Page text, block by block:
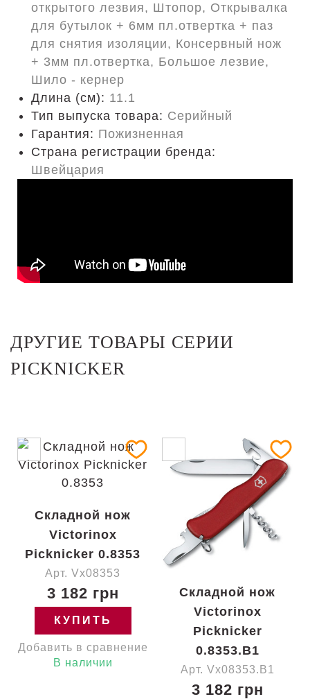
открытого лезвия, Штопор, Открывалка
для бутылок + 6мм пл.отвертка + паз
для снятия изоляции, Консервный нож
+ 3мм пл.отвертка, Большое лезвие,
Шило - кернер
Длина (cм): 11.1
Тип выпуска товара: Серийный
Гарантия: Пожизненная
Страна регистрации бренда:
Швейцария
ДРУГИЕ ТОВАРЫ СЕРИИ
PICKNICKER
Складной нож
Victorinox
Picknicker 0.8353
Арт. Vx08353
3 182 грн
КУПИТЬ
Добавить в сравнение
В наличии
Складной нож
Victorinox
Picknicker
0.8353.B1
Арт. Vx08353.B1
3 182 грн